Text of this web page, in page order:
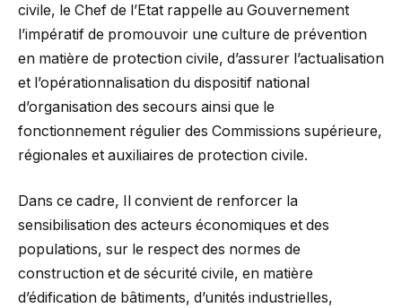
civile, le Chef de l’Etat rappelle au Gouvernement
l’impératif de promouvoir une culture de prévention
en matière de protection civile, d’assurer l’actualisation
et l’opérationnalisation du dispositif national
d’organisation des secours ainsi que le
fonctionnement régulier des Commissions supérieure,
régionales et auxiliaires de protection civile.
Dans ce cadre, Il convient de renforcer la
sensibilisation des acteurs économiques et des
populations, sur le respect des normes de
construction et de sécurité civile, en matière
d’édification de bâtiments, d’unités industrielles,